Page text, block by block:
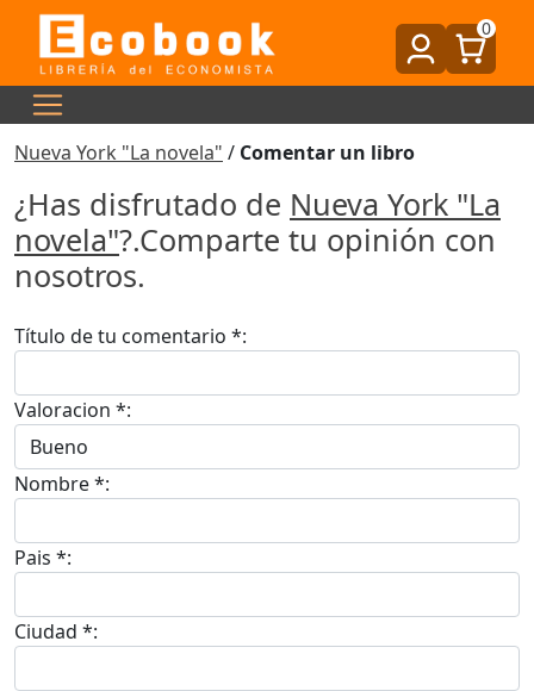
0
Nueva York "La novela" / Comentar un libro
¿Has disfrutado de Nueva York "La
novela"?.Comparte tu opinión con
nosotros.
Título de tu comentario *:
Valoracion *:
Nombre *:
Pais *:
Ciudad *: